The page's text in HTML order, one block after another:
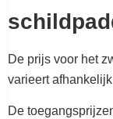
De prijs voor het
varieert
De